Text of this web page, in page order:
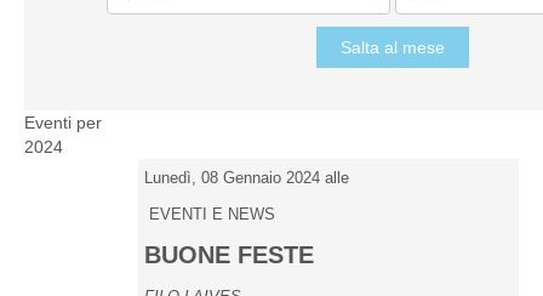
Salta al mese
Eventi per
2024
Lunedì, 08 Gennaio 2024 alle
EVENTI E NEWS
BUONE FESTE